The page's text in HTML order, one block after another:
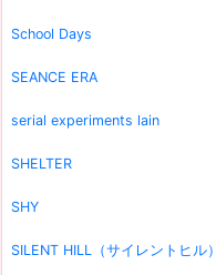
School Days
SEANCE ERA
serial experiments lain
SHELTER
SHY
SILENT HILL（サイレントヒル）